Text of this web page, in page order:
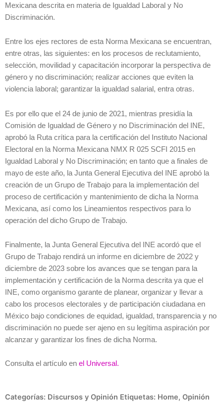
Mexicana descrita en materia de Igualdad Laboral y No
Discriminación.
Entre los ejes rectores de esta Norma Mexicana se encuentran,
entre otras, las siguientes: en los procesos de reclutamiento,
selección, movilidad y capacitación incorporar la perspectiva de
género y no discriminación; realizar acciones que eviten la
violencia laboral; garantizar la igualdad salarial, entra otras.
Es por ello que el 24 de junio de 2021, mientras presidía la
Comisión de Igualdad de Género y no Discriminación del INE,
aprobó la Ruta crítica para la certificación del Instituto Nacional
Electoral en la Norma Mexicana NMX R 025 SCFI 2015 en
Igualdad Laboral y No Discriminación; en tanto que a finales de
mayo de este año, la Junta General Ejecutiva del INE aprobó la
creación de un Grupo de Trabajo para la implementación del
proceso de certificación y mantenimiento de dicha la Norma
Mexicana, así como los Lineamientos respectivos para lo
operación del dicho Grupo de Trabajo.
Finalmente, la Junta General Ejecutiva del INE acordó que el
Grupo de Trabajo rendirá un informe en diciembre de 2022 y
diciembre de 2023 sobre los avances que se tengan para la
implementación y certificación de la Norma descrita ya que el
INE, como organismo garante de planear, organizar y llevar a
cabo los procesos electorales y de participación ciudadana en
México bajo condiciones de equidad, igualdad, transparencia y no
discriminación no puede ser ajeno en su legítima aspiración por
alcanzar y garantizar los fines de dicha Norma.
Consulta el artículo en el Universal.
Categorías: Discursos y Opinión Etiquetas: Home, Opinión